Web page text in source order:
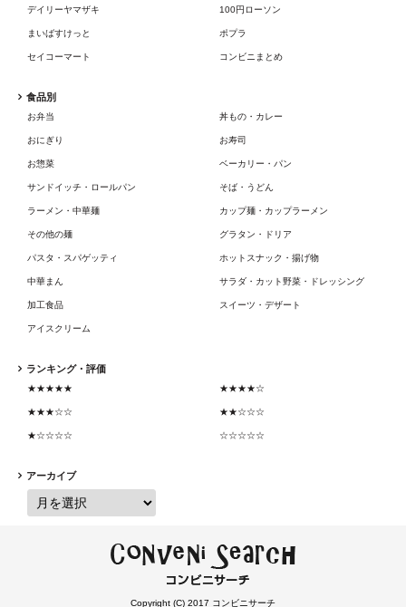
デイリーヤマザキ 100円ローソン
まいばすけっと ポプラ
セイコーマート コンビニまとめ
食品別
お弁当 丼もの・カレー
おにぎり お寿司
お惣菜 ベーカリー・パン
サンドイッチ・ロールパン そば・うどん
ラーメン・中華麺 カップ麺・カップラーメン
その他の麺 グラタン・ドリア
パスタ・スパゲッティ ホットスナック・揚げ物
中華まん サラダ・カット野菜・ドレッシング
加工食品 スイーツ・デザート
アイスクリーム
ランキング・評価
★★★★★ ★★★★☆
★★★☆☆ ★★☆☆☆
★☆☆☆☆ ☆☆☆☆☆
アーカイブ
Copyright (C) 2017 コンビニサーチ